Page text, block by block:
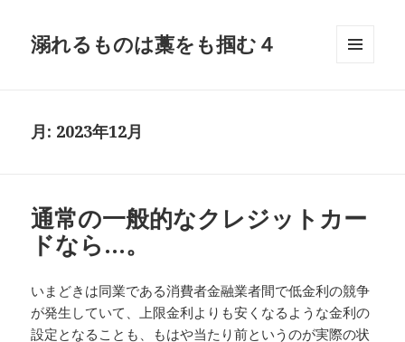
溺れるものは藁をも掴む４
月: 2023年12月
通常の一般的なクレジットカー
ドなら…。
いまどきは同業である消費者金融業者間で低金利の競争
が発生していて、上限金利よりも安くなるような金利の
設定となることも、もはや当たり前というのが実際の状